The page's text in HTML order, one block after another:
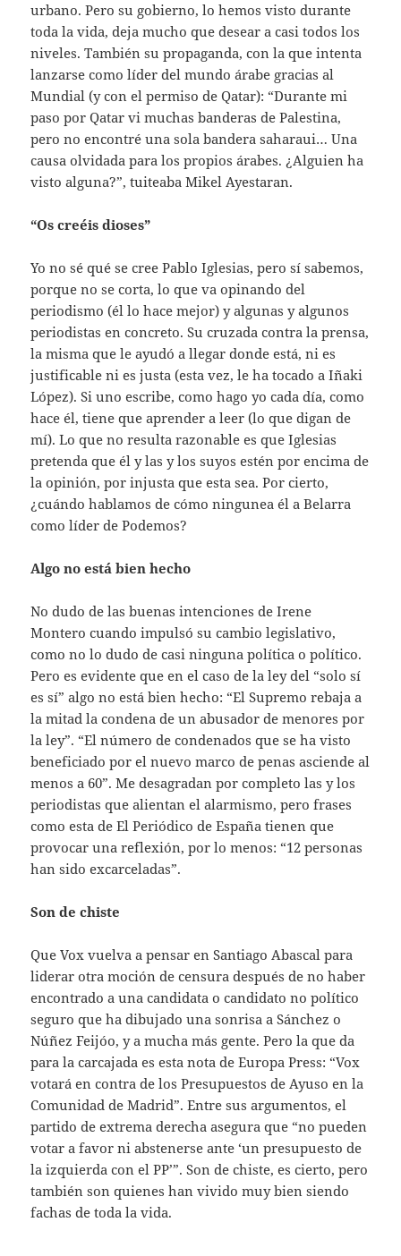
urbano. Pero su gobierno, lo hemos visto durante
toda la vida, deja mucho que desear a casi todos los
niveles. También su propaganda, con la que intenta
lanzarse como líder del mundo árabe gracias al
Mundial (y con el permiso de Qatar): “Durante mi
paso por Qatar vi muchas banderas de Palestina,
pero no encontré una sola bandera saharaui… Una
causa olvidada para los propios árabes. ¿Alguien ha
visto alguna?”, tuiteaba Mikel Ayestaran.
“Os creéis dioses”
Yo no sé qué se cree Pablo Iglesias, pero sí sabemos,
porque no se corta, lo que va opinando del
periodismo (él lo hace mejor) y algunas y algunos
periodistas en concreto. Su cruzada contra la prensa,
la misma que le ayudó a llegar donde está, ni es
justificable ni es justa (esta vez, le ha tocado a Iñaki
López). Si uno escribe, como hago yo cada día, como
hace él, tiene que aprender a leer (lo que digan de
mí). Lo que no resulta razonable es que Iglesias
pretenda que él y las y los suyos estén por encima de
la opinión, por injusta que esta sea. Por cierto,
¿cuándo hablamos de cómo ningunea él a Belarra
como líder de Podemos?
Algo no está bien hecho
No dudo de las buenas intenciones de Irene
Montero cuando impulsó su cambio legislativo,
como no lo dudo de casi ninguna política o político.
Pero es evidente que en el caso de la ley del “solo sí
es sí” algo no está bien hecho: “El Supremo rebaja a
la mitad la condena de un abusador de menores por
la ley”. “El número de condenados que se ha visto
beneficiado por el nuevo marco de penas asciende al
menos a 60”. Me desagradan por completo las y los
periodistas que alientan el alarmismo, pero frases
como esta de El Periódico de España tienen que
provocar una reflexión, por lo menos: “12 personas
han sido excarceladas”.
Son de chiste
Que Vox vuelva a pensar en Santiago Abascal para
liderar otra moción de censura después de no haber
encontrado a una candidata o candidato no político
seguro que ha dibujado una sonrisa a Sánchez o
Núñez Feijóo, y a mucha más gente. Pero la que da
para la carcajada es esta nota de Europa Press: “Vox
votará en contra de los Presupuestos de Ayuso en la
Comunidad de Madrid”. Entre sus argumentos, el
partido de extrema derecha asegura que “no pueden
votar a favor ni abstenerse ante ‘un presupuesto de
la izquierda con el PP’”. Son de chiste, es cierto, pero
también son quienes han vivido muy bien siendo
fachas de toda la vida.